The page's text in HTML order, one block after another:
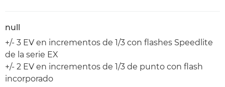
null
+/- 3 EV en incrementos de 1/3 con flashes Speedlite
de la serie EX
+/- 2 EV en incrementos de 1/3 de punto con flash
incorporado